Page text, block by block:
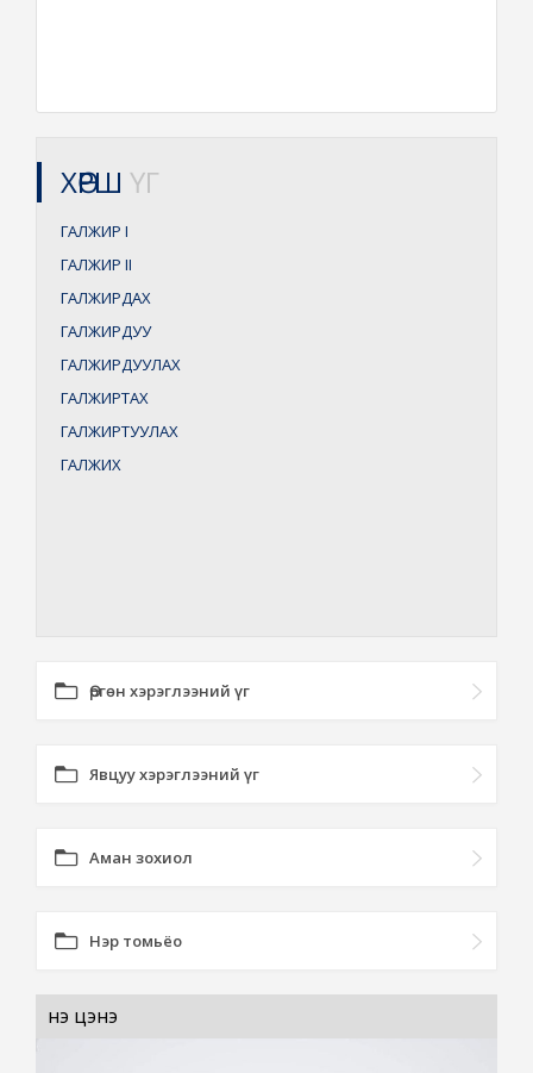
ХӨРШ ҮГ
ГАЛЖИР I
ГАЛЖИР II
ГАЛЖИРДАХ
ГАЛЖИРДУУ
ГАЛЖИРДУУЛАХ
ГАЛЖИРТАХ
ГАЛЖИРТУУЛАХ
ГАЛЖИХ
Өргөн хэрэглээний үг
Явцуу хэрэглээний үг
Аман зохиол
Нэр томьёо
үнэ цэнэ